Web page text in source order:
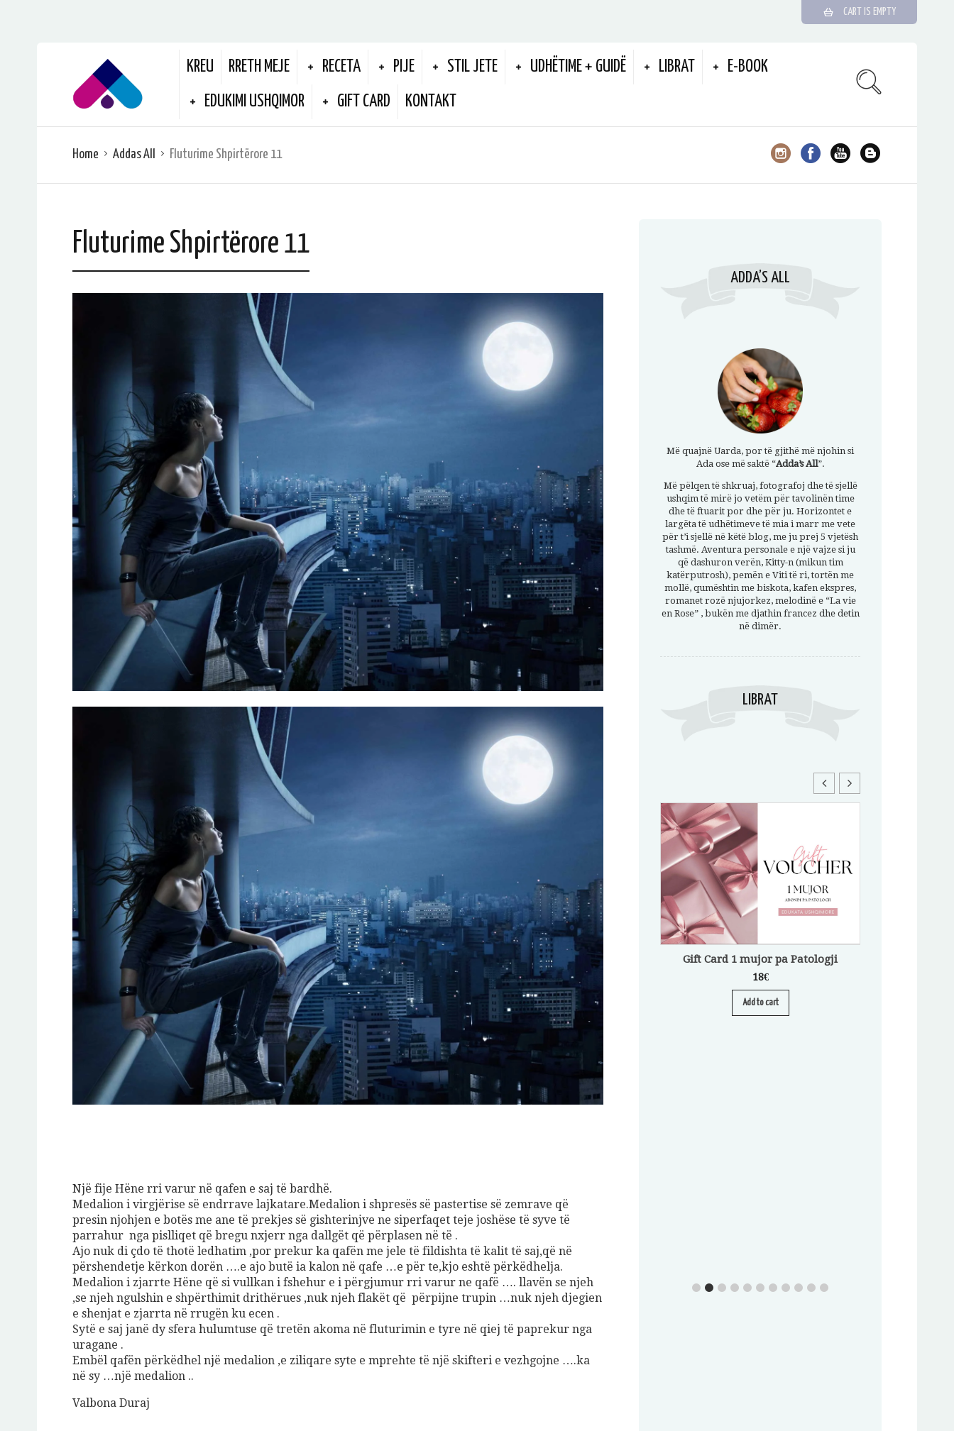
CART IS EMPTY
KREU RRETH MEJE RECETA PIJE STIL JETE UDHËTIME + GUIDË LIBRAT E-BOOK
EDUKIMI USHQIMOR GIFT CARD KONTAKT
Home Addas All Fluturime Shpirtërore 11
Fluturime Shpirtërore 11
Një fije Hëne rri varur në qafen e saj të bardhë.
Medalion i virgjërise së endrrave lajkatare.Medalion i shpresës së pastertise së zemrave që
presin njohjen e botës me ane të prekjes së gishterinjve ne siperfaqet teje joshëse të syve të
parrahur nga pislliqet që bregu nxjerr nga dallgët që përplasen në të .
Ajo nuk di çdo të thotë ledhatim ,por prekur ka qafën me jele të fildishta të kalit të saj,që në
përshendetje kërkon dorën ….e ajo butë ia kalon në qafe …e për te,kjo eshtë përkëdhelja.
Medalion i zjarrte Hëne që si vullkan i fshehur e i përgjumur rri varur ne qafë …. llavën se njeh
,se njeh ngulshin e shpërthimit drithërues ,nuk njeh flakët që përpijne trupin …nuk njeh djegien
e shenjat e zjarrta në rrugën ku ecen .
Sytë e saj janë dy sfera hulumtuse që tretën akoma në fluturimin e tyre në qiej të paprekur nga
uragane .
Embël qafën përkëdhel një medalion ,e ziliqare syte e mprehte të një skifteri e vezhgojne ….ka
në sy …një medalion ..
Valbona Duraj
ADDA’S ALL
Më quajnë Uarda, por të gjithë më njohin si
Ada ose më saktë “Adda’s All”.
Më pëlqen të shkruaj, fotografoj dhe të sjellë
ushqim të mirë jo vetëm për tavolinën time
dhe të ftuarit por dhe për ju. Horizontet e
largëta të udhëtimeve të mia i marr me vete
për t’i sjellë në këtë blog, me ju prej 5 vjetësh
tashmë. Aventura personale e një vajze si ju
që dashuron verën, Kitty-n (mikun tim
katërputrosh), pemën e Viti të ri, tortën me
mollë, qumështin me biskota, kafen ekspres,
romanet rozë njujorkez, melodinë e “La vie
en Rose” , bukën me djathin francez dhe detin
në dimër.
LIBRAT
Jeto Dashuro Ushqehu
Gift Card 3 mujore per Patologji
70 €
Add to cart
Gift Card 1 mujor pa Patologji
18€
Add to cart